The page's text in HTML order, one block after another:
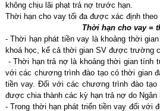
không chịu lãi phạt trả nợ trước hạn.
Thời hạn cho vay tối đa được xác định
Thời hạn cho vay =
- Thời hạn phát tiền vay là khoảng thời
khoá học, kể cả thời gian SV được trường
- Thời hạn trả nợ là khoảng thời gian tính
với các chương trình đào tạo có thời gian
tiền vay. Đối với các chương trình đào
được chia thành các kỳ hạn trả nợ do Ngân
- Trong thời hạn phát triển tiền vay đối